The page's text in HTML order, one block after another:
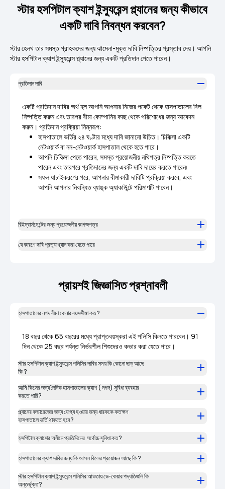
স্টার হসপিটাল ক্যাশ ইন্স্যুরেন্স প্ল্যানের জন্য কীভাবে
একটি দাবি নিবন্ধন করবেন?
স্টার হেলথ তার সমস্ত গ্রাহকদের জন্য ঝামেলা-মুক্ত দাবি নিষ্পত্তির প্রস্তাব দেয়। আপনি
স্টার হসপিটাল ক্যাশ ইন্স্যুরেন্স প্ল্যানের জন্য একটি প্রতিদান পেতে পারেন।
প্রতিদান দাবি
একটি প্রতিদান দাবির অর্থ হল আপনি আপনার নিজের পকেট থেকে হাসপাতালের বিল
নিষ্পত্তি করুন এবং তারপর বীমা কোম্পানির কাছ থেকে পরিশোধের জন্য আবেদন
করুন। প্রতিদান প্রক্রিয়া নিম্নরূপ:
হাসপাতালে ভর্তির ২৪ ঘণ্টার মধ্যে দাবি জানানো উচিত। চিকিত্সা একটি
নেটওয়ার্ক বা নন-নেটওয়ার্ক হাসপাতাল থেকে হতে পারে।
আপনি চিকিত্সা পেতে পারেন, সমস্ত প্রয়োজনীয় নথিপত্র নিষ্পত্তি করতে
পারেন এবং তারপরে প্রতিদানের জন্য একটি দাবি দায়ের করতে পারেন৷
সফল যাচাইকরণের পরে, আপনার বীমাকারী দাবিটি প্রক্রিয়া করবে, এবং
আপনি আপনার নিবন্ধিত ব্যাঙ্ক অ্যাকাউন্টে পরিমাণটি পাবেন।
রিইম্বার্সমেন্টের জন্য প্রয়োজনীয় কাগজপত্র
যে কারণে দাবি প্রত্যাখ্যান করা যেতে পারে
প্রায়শই জিজ্ঞাসিত প্রশ্নাবলী
হাসপাতালের নগদ বীমা কেনার বয়সসীমা কত?
18 বছর থেকে 65 বছরের মধ্যে প্রাপ্তবয়স্করা এই পলিসি কিনতে পারবেন। 91
দিন থেকে 25 বছর পর্যন্ত নির্ভরশীল শিশুদেরও কভার করা যেতে পারে।
স্টার হসপিটাল ক্যাশ ইন্স্যুরেন্স পলিসির দাবির সময় কি কোনো ছাড় আছে
কি ?
আমি কিসের জন্য দৈনিক হাসপাতালের ক্যাশ ( নগদ) সুবিধা ব্যবহার
করতে পারি?
প্ল্যানের কভারেজের জন্য যোগ্য হওয়ার জন্য ধারককে কতক্ষণ
হাসপাতালে ভর্তি থাকতে হবে?
হসপিটাল ক্যাশের অধীনে প্রতিদিনের সর্বোচ্চ সুবিধা কত?
হাসপাতালের ক্যাশ দাবির জন্য কি আসল বিলের প্রয়োজন আছে কি ?
স্টার হসপিটাল ক্যাশ ইন্স্যুরেন্স পলিসির আওতায় ডে-কেয়ার পদ্ধতিগুলি কি
অন্তর্ভুক্ত?